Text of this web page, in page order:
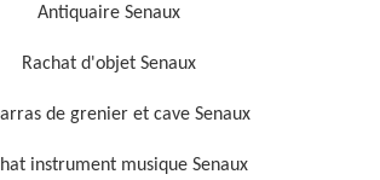
Antiquaire Senaux
Rachat d'objet Senaux
de grenier et cave Senaux
instrument musique Senaux